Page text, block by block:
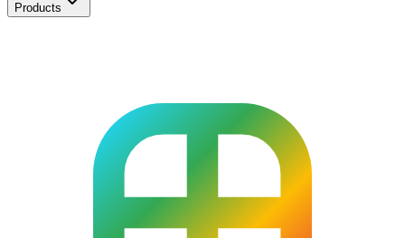
Products